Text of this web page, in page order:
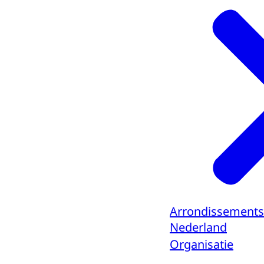
Nederland
Organisatie